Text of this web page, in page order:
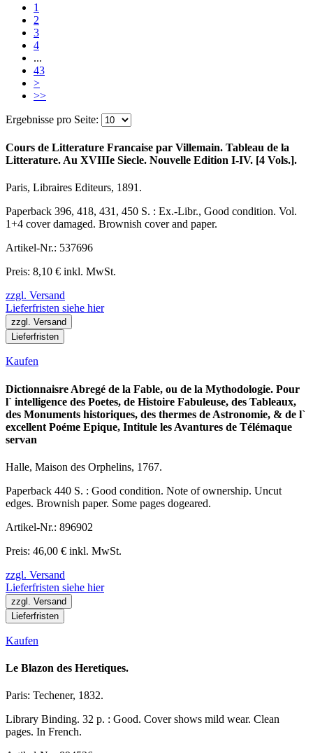
1
2
3
4
...
43
>
>>
Ergebnisse pro Seite:
Cours de Litterature Francaise par Villemain. Tableau de la
Litterature. Au XVIIIe Siecle. Nouvelle Edition I-IV. [4 Vols.].
Paris, Libraires Editeurs, 1891.
Paperback 396, 418, 431, 450 S. : Ex.-Libr., Good condition. Vol.
1+4 cover damaged. Brownish cover and paper.
Artikel-Nr.: 537696
Preis: 8,10 € inkl. MwSt.
zzgl. Versand
Lieferfristen siehe hier
zzgl. Versand
Lieferfristen
Kaufen
Dictionnaisre Abregé de la Fable, ou de la Mythodologie. Pour
l` intelligence des Poetes, de Histoire Fabuleuse, des Tableaux,
des Monuments historiques, des thermes de Astronomie, & de l`
excellent Poéme Epique, Intitule les Avantures de Télémaque
servan
Halle, Maison des Orphelins, 1767.
Paperback 440 S. : Good condition. Note of ownership. Uncut
edges. Brownish paper. Some pages dogeared.
Artikel-Nr.: 896902
Preis: 46,00 € inkl. MwSt.
zzgl. Versand
Lieferfristen siehe hier
zzgl. Versand
Lieferfristen
Kaufen
Le Blazon des Heretiques.
Paris: Techener, 1832.
Library Binding. 32 p. : Good. Cover shows mild wear. Clean
pages. In French.